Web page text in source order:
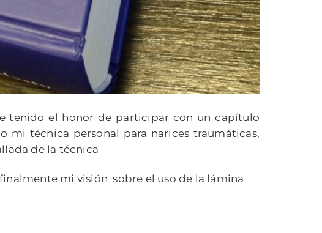
tenido el honor de participar con un capítulo
mi técnica personal para narices traumáticas,
de la técnica
mi visión sobre el uso de la lámina